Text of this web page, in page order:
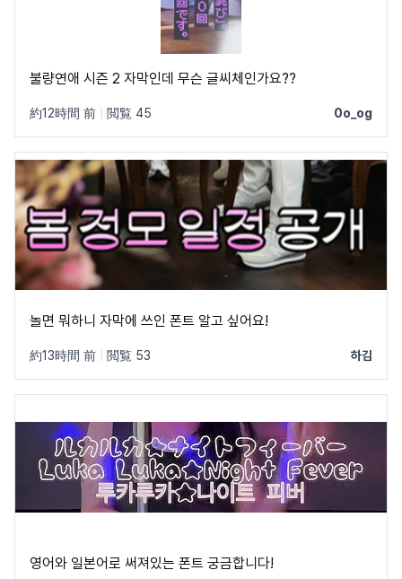
불량연애 시즌 2 자막인데 무슨 글씨체인가요??
約12時間 前 閲覧 45 0o_og
놀면 뭐하니 자막에 쓰인 폰트 알고 싶어요!
約13時間 前 閲覧 53 하김
영어와 일본어로 써져있는 폰트 궁금합니다!